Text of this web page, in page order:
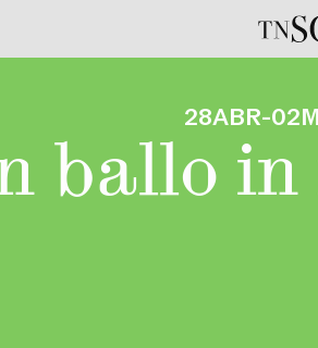
28ABR-02
ballo